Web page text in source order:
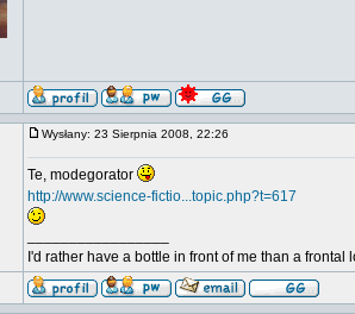
Wysłany: 23 Sierpnia 2008, 22:26
Te, modegorator
http://www.science-fictio...topic.php?t=617
I'd rather have a bottle in front of me than a frontal